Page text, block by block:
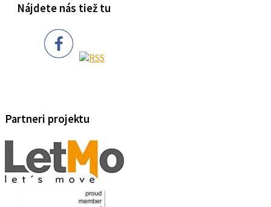
Nájdete nás tiež tu
Partneri projektu